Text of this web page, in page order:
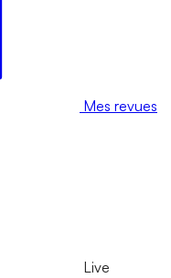
Mes revues
Live